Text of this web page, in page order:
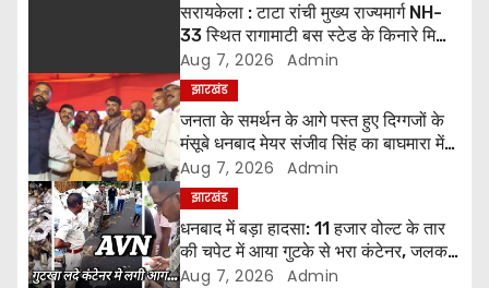
v
i
g
a
t
सरायकेला : टाटा रांची मुख्य राज्यमार्ग NH-
33 स्थित रागामाटी बस स्टेड के किनारे मिला
अज्ञात शव, पुलिस ने शुरू की जांच।
Aug 7, 2026 Admin
झारखंड
जनता के समर्थन के आगे पस्त हुए दिग्गजों के
मंसूबे धनबाद मेयर संजीव सिंह का बाघमारा में
हुंकार, बोले– “जब भी जरूरत होगी, जनता के
बीच मौजूद रहूंगा”
Aug 7, 2026 Admin
झारखंड
धनबाद में बड़ा हादसा: 11 हजार वोल्ट के तार
की चपेट में आया गुटके से भरा कंटेनर, जलकर
खाक हुआ 50 लाख का माल
Aug 7, 2026 Admin